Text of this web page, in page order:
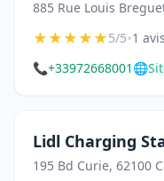
885 Rue Louis
★★★★★5/5•1 avis
📞+33972668001 🌐
Lidl Charging
195 Bd Curie, 62100